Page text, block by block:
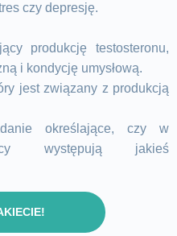
czy depresję.
produkcję testosteronu,
i kondycję umysłową.
jest związany z produkcją
określające, czy w
występują jakieś